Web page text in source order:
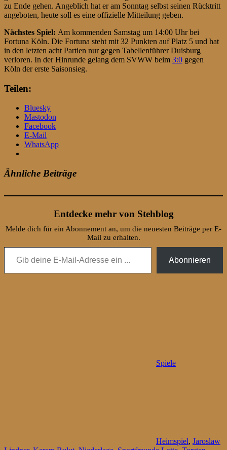
zu Ende gehen. Angeblich hat er am Sonntag selbst seinen Rücktritt
angeboten, heute soll es eine offizielle Mitteilung geben.
Nächstes Spiel: Am kommenden Samstag um 14:00 Uhr bei
Fortuna Köln. Die Fortuna steht mit 32 Punkten auf Platz 5 und hat
in den letzten acht Partien nur gegen Tabellenführer Duisburg
verloren. In der Hinrunde gelang dem SVWW beim 3:0 gegen
Köln der erste Saisonsieg.
Teilen:
Bluesky
Mastodon
Facebook
E-Mail
WhatsApp
Ähnliche Beiträge
Entdecke mehr von Stehblog
Melde dich für ein Abonnement an, um die neuesten Beiträge per E-
Mail zu erhalten.
Gib deine E-Mail-Adresse ein ...
Abonnieren
Spiele
Heimspiel, Jaroslaw